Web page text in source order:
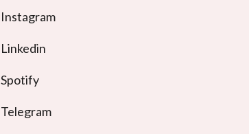
Instagram
Linkedin
Spotify
Telegram